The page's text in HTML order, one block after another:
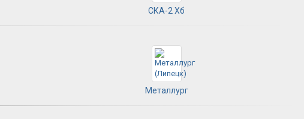
СКА-2 Хб
Металлург